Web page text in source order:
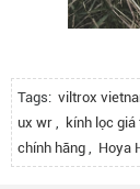
Tags: viltrox
ux wr , kính lọc giá
chính hãng , Hoya